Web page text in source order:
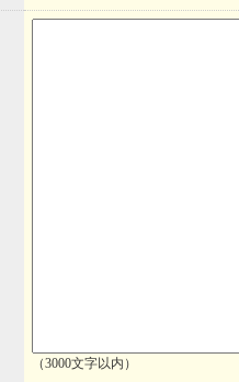
（3000文字以内）